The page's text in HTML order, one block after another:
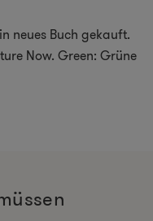
neues Buch gekauft.
Now. Green: Grüne